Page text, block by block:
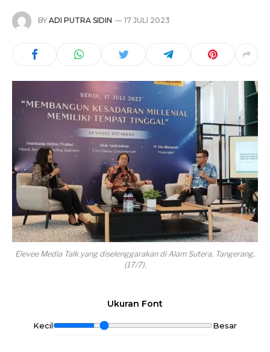
BY ADI PUTRA SIDIN 17 JULI 2023
Elevee Media Talk yang diselenggarakan di Alam Sutera, Tangerang,
(17/7).
Ukuran Font
Kecil Besar